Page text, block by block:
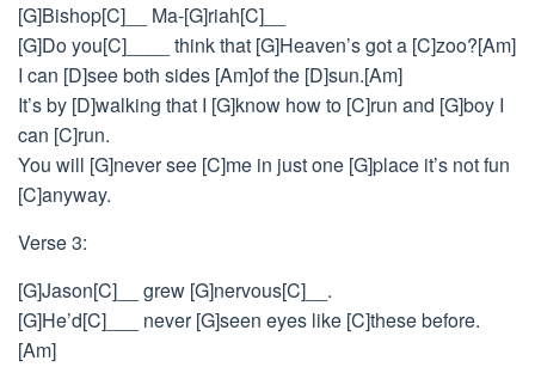
[G]Bishop[C]__ Ma-[G]riah[C]__
[G]Do you[C]____ think that [G]Heaven’s got a [C]zoo?[Am]
I can [D]see both sides [Am]of the [D]sun.[Am]
It’s by [D]walking that I [G]know how to [C]run and [G]boy I
can [C]run.
You will [G]never see [C]me in just one [G]place it’s not fun
[C]anyway.
Verse 3:
[G]Jason[C]__ grew [G]nervous[C]__.
[G]He’d[C]___ never [G]seen eyes like [C]these before.
[Am]